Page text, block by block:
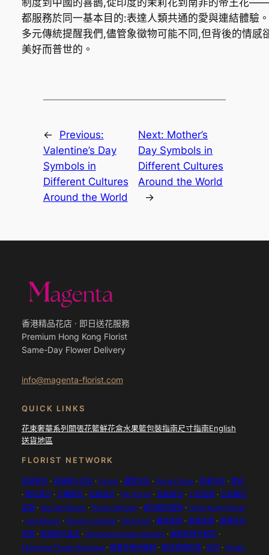
都服務於同一基本目的:表達人類共通的愛與連結體驗
多元傳統提醒我們,儘管象徵物可能不同,但背後的情感
美好而普世的。
←
Previous:
Valentine’s Day
Symbols in
Different Cultures
Around the World
Next: Mother’s
Day Symbols in
Different Cultures
Around the World
→
香港精品花店 · 即日送花服務
Premium Hong Kong Florist
Same-Day Flower Delivery
info@magenta-florist.com
QUICK LINKS
花束奢華系列開張花籃鮮花盒水果籃包裝指南尺寸指南English
送貨地區
FLORIST NETWORK
香港買花· 香港網上花店· Florist· 國際花店· Florist Shop · 香港花店· 蘭花
· 蘭花展示· 訂購蘭花· 盆栽設計· HK Florist· 盆栽組合· 小型盆栽· 白色蘭花
盆栽· Van Der Bloom · Florist Delivery· 新年蘭花植物· Hong Kong Florist
· Just Bloom · florist in Central · SG florist· 藝術盆栽· 桌面盆栽· 婚禮花卉
布置· 雲南鮮花直送· Singapore flower delivery· 新鮮的時令鮮花·
Ellermann Flower Boutique· 婚禮及接待裝飾· 鮮花婚禮布置· 送花· Agnes